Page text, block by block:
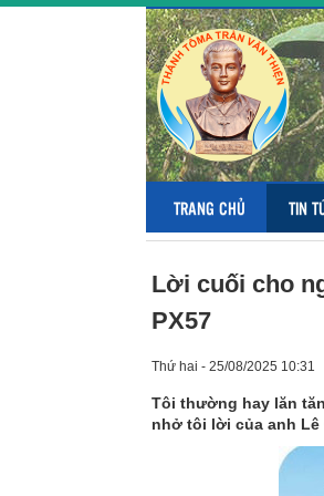
TRANG CHỦ TIN
Lời cuối cho
PX57
Thứ hai - 25/08/2025 10:31
Tôi thường hay lăn
nhở tôi lời của anh